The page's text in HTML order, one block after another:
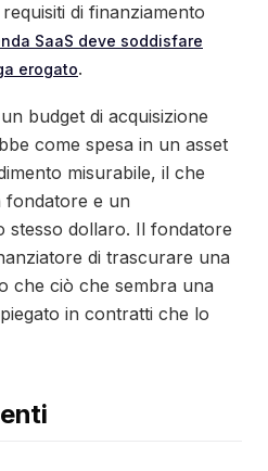
di finanziamento
SaaS deve soddisfare
erogato.
budget di acquisizione
come spesa in un asset
misurabile, il che
fondatore e un
stesso dollaro. Il fondatore
di trascurare una
che ciò che sembra una
in contratti che lo